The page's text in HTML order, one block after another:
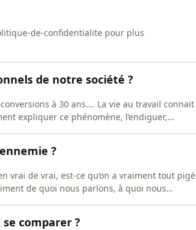
de-confidentialite pour plus
de notre société ?
à 30 ans…. La vie au travail connait
expliquer ce phénomène, l’endiguer,
?
vrai de vrai, est-ce qu’on a vraiment tout pigé
de quoi nous parlons, à quoi nous
comparer ?